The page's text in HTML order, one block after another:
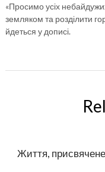
«Просимо усіх
земляком та розділити
йдеться у дописі.
Життя, присвячене